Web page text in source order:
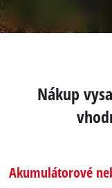
Nákup
Akumulátorové